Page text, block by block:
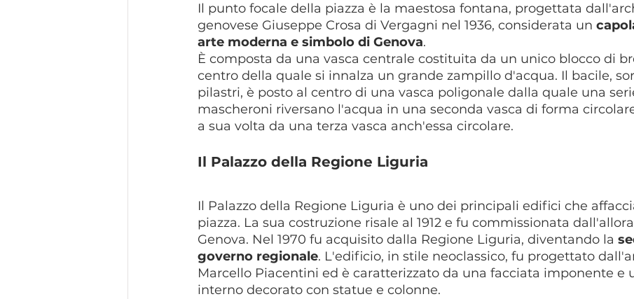
Il punto focale della piazza è la maestosa fontana, progettata
genovese Giuseppe Crosa di Vergagni nel 1936, considerata un
arte moderna e simbolo di Genova.
È composta da una vasca centrale costituita da un unico blocco di
centro della quale si innalza un grande zampillo d'acqua. Il bacile,
pilastri, è posto al centro di una vasca poligonale dalla quale una
mascheroni riversano l'acqua in una seconda vasca di forma
a sua volta da una terza vasca anch'essa circolare.
Il Palazzo della Regione Liguria
Il Palazzo della Regione Liguria è uno dei principali edifici che
piazza. La sua costruzione risale al 1912 e fu commissionata
Genova. Nel 1970 fu acquisito dalla Regione Liguria, diventando la
governo regionale. L'edificio, in stile neoclassico, fu progettato
Marcello Piacentini ed è caratterizzato da una facciata imponente e
interno decorato con statue e colonne.